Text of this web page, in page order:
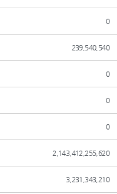
0
239,540,540
0
0
0
2,143,412,255,620
3,231,343,210